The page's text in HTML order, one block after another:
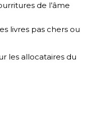
de l’âme
livres pas chers ou
les allocataires du